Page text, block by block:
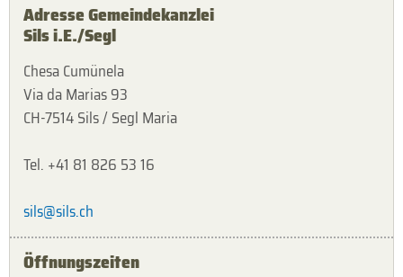
Adresse Gemeindekanzlei
Sils i.E./Segl
Chesa Cumünela
Via da Marias 93
CH-7514 Sils / Segl Maria
Tel. +41 81 826 53 16
sils@sils.ch
Öffnungszeiten